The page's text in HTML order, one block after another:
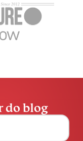
do blog